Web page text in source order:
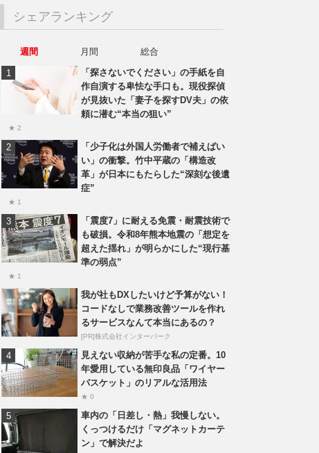
シェアランキング
週間 月間
総合
「探さないでください」の手紙を自
作自演する卑怯な手口も。現役探偵
が見抜いた「妻子を探すDV夫」の依
頼に潜む“本当の狙い”
★ 2
「少子化は外国人労働者で補えばい
い」の衝撃。竹中平蔵の「構造改
革」が日本にもたらした“深刻な後遺
症”
★ 1
「震度7」に耐える免震・耐震技術で
も破損。令和8年熊本地震の「想定を
超えた揺れ」が明らかにした“現行基
準の弱点”
★ 1
我が社もDXしたいけど予算がない！
コードなしで業務改善ツールを作れ
るサービスなんて本当にあるの？
[PR]株式会社インターパーク
見えない収納が苦手な私の定番。10
年愛用している無印良品「ワイヤー
バスケット」のリアルな活用法
★ 0
車内の「日差し・熱」我慢しない。
くっつけるだけ「マグネットカーテ
ン」で解決だよ